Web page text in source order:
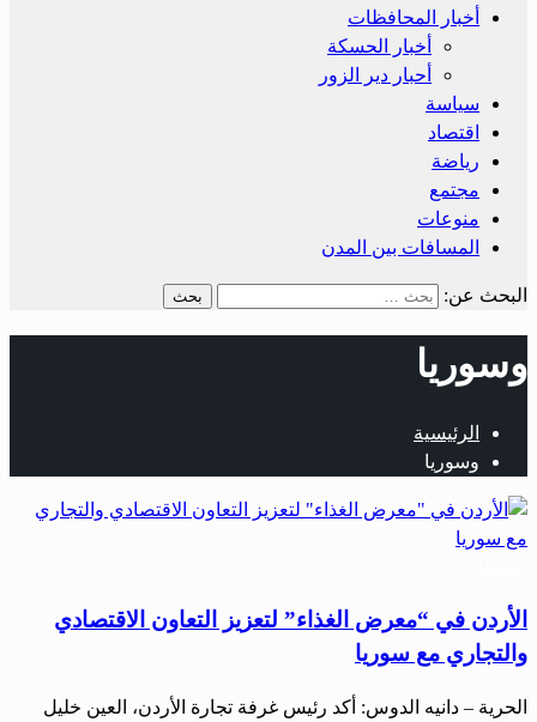
أخبار المحافظات
أخبار الحسكة
أحبار دير الزور
سياسة
اقتصاد
رياضة
مجتمع
منوعات
المسافات بين المدن
البحث عن:
وسوريا
الرئيسية
وسوريا
الأردن في “معرض الغذاء” لتعزيز التعاون الاقتصادي
والتجاري مع سوريا
الحرية – دانيه الدوس: أكد رئيس غرفة تجارة الأردن، العين خليل